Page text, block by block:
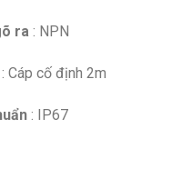
ra : NPN
: Cáp cố định 2m
: IP67